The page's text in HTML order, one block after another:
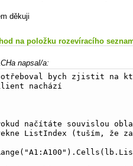
děkuji
na položku rozevíracího
napsal/a:
bych zjistit na
nachází
načítáte souvislou
ListIndex (tuším, že